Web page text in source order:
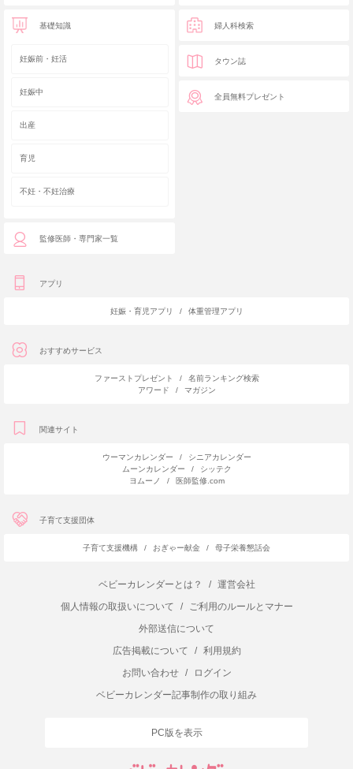
基礎知識
妊娠前・妊活
妊娠中
出産
育児
不妊・不妊治療
監修医師・専門家一覧
婦人科検索
タウン誌
全員無料プレゼント
アプリ
妊娠・育児アプリ / 体重管理アプリ
おすすめサービス
ファーストプレゼント /
名前ランキング検索
アワード
/ マガジン
関連サイト
ウーマンカレンダー /
シニアカレンダー
ムーンカレンダー
/
シッテク
ヨムーノ
/ 医師監修.com
子育て支援団体
子育て支援機構 / おぎゃー献金 / 母子栄養懇話会
ベビーカレンダーとは？ /
運営会社
個人情報の取扱いについて
/
ご利用のルールとマナー
外部送信について
広告掲載について
/
利用規約
お問い合わせ
/
ログイン
ベビーカレンダー記事制作の取り組み
PC版を表示